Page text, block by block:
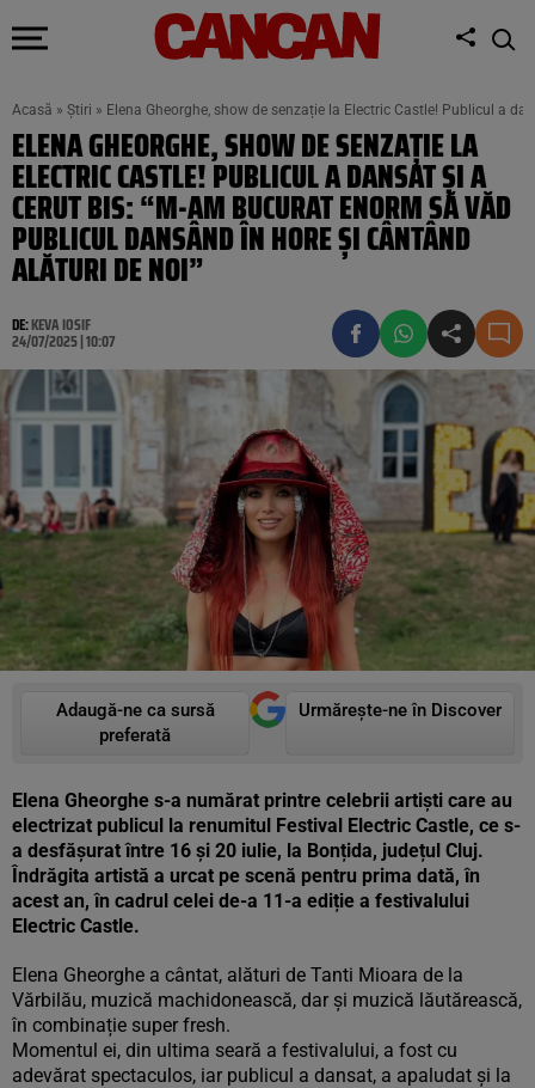
Acasă » Știri » Elena Gheorghe, show de senzație la Electric Castle! Publicul a
ELENA GHEORGHE, SHOW DE SENZAȚIE LA
ELECTRIC CASTLE! PUBLICUL A DANSAT ȘI A
CERUT BIS: “M-AM BUCURAT ENORM SĂ VĂD
PUBLICUL DANSÂND ÎN HORE ȘI CÂNTÂND
ALĂTURI DE NOI”
DE:KEVA IOSIF
24/07/2025 | 10:07
Adaugă-ne ca sursă
preferată
Urmărește-ne în Discover
Elena Gheorghe s-a numărat printre celebrii artiști care au
electrizat publicul la renumitul Festival Electric Castle, ce s-
a desfășurat între 16 și 20 iulie, la Bonțida, județul Cluj.
Îndrăgita artistă a urcat pe scenă pentru prima dată, în
acest an, în cadrul celei de-a 11-a ediție a festivalului
Electric Castle.
Elena Gheorghe a cântat, alături de Tanti Mioara de la
Vărbilău, muzică machidonească, dar și muzică lăutărească,
în combinație super fresh.
Momentul ei, din ultima seară a festivalului, a fost cu
adevărat spectaculos, iar publicul a dansat, a apaludat și la